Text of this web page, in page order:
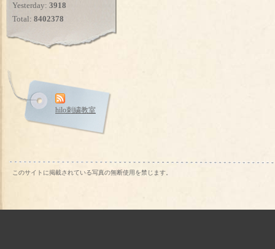
Yesterday: 3918
Total: 8402378
hilo刺繍教室
このサイトに掲載されている写真の無断使用を禁じます。